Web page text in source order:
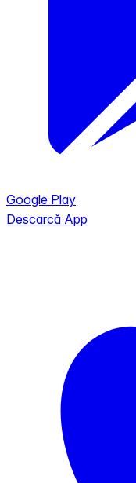
Google Play
Descarcă App